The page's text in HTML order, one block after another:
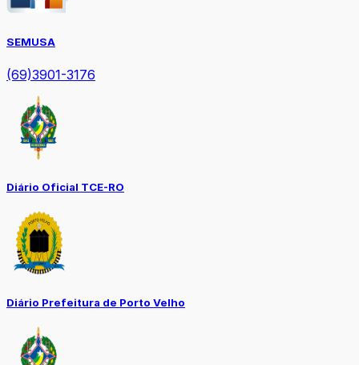
SEMUSA
(69)3901-3176
Diário Oficial TCE-RO
Diário Prefeitura de Porto Velho